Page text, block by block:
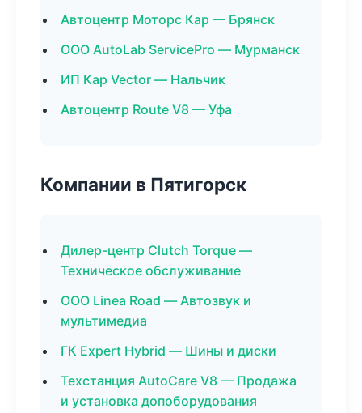
Автоцентр Моторс Кар — Брянск
ООО AutoLab ServicePro — Мурманск
ИП Кар Vector — Нальчик
Автоцентр Route V8 — Уфа
Компании в Пятигорск
Дилер-центр Clutch Torque —
Техническое обслуживание
ООО Linea Road — Автозвук и
мультимедиа
ГК Expert Hybrid — Шины и диски
Техстанция AutoCare V8 — Продажа
и установка допоборудования